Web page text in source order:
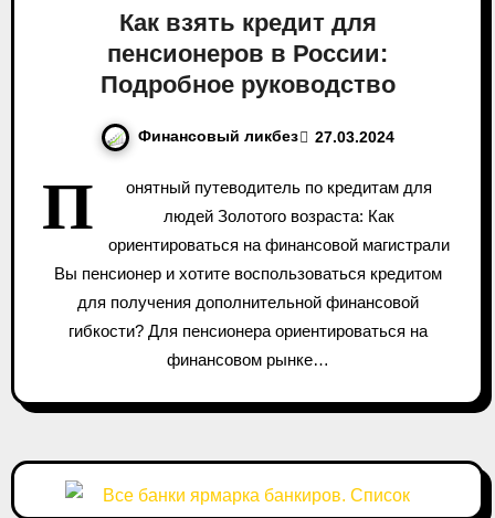
Как взять кредит для
пенсионеров в России:
Подробное руководство
Финансовый ликбез 27.03.2024
П
онятный путеводитель по кредитам для
людей Золотого возраста: Как
ориентироваться на финансовой магистрали
Вы пенсионер и хотите воспользоваться кредитом
для получения дополнительной финансовой
гибкости? Для пенсионера ориентироваться на
финансовом рынке…